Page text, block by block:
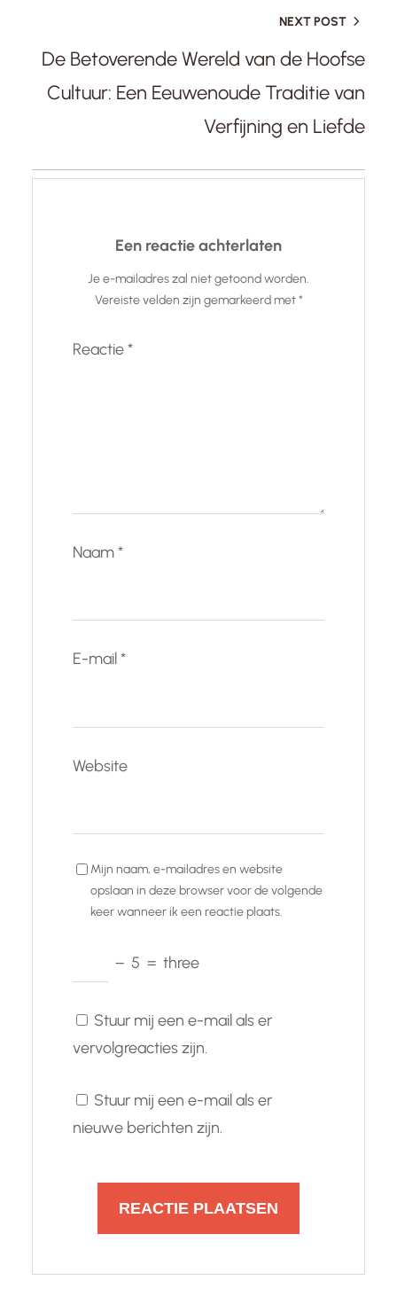
NEXT POST
De Betoverende Wereld van de Hoofse
Cultuur: Een Eeuwenoude Traditie van
Verfijning en Liefde
Een reactie achterlaten
Je e-mailadres zal niet getoond worden.
Vereiste velden zijn gemarkeerd met*
Reactie*
Naam*
E-mail*
Website
Mijn naam, e-mailadres en website
opslaan in deze browser voor de volgende
keer wanneer ik een reactie plaats.
− 5 = three
Stuur mij een e-mail als er
vervolgreacties zijn.
Stuur mij een e-mail als er
nieuwe berichten zijn.